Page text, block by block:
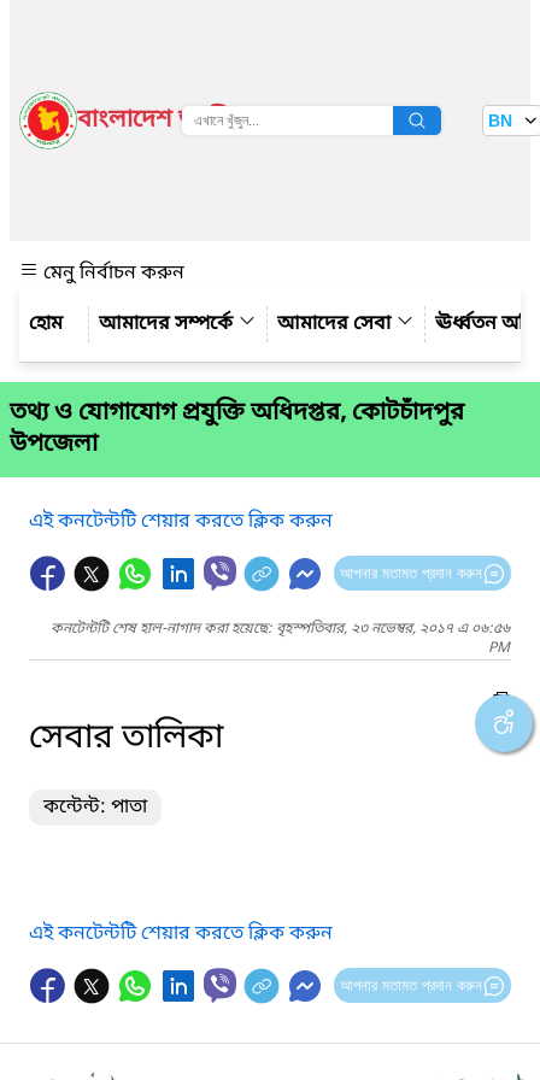
বাংলাদেশ জাতীয় তথ্য বাতায়ন BN
মেনু নির্বাচন করুন
আমাদের সম্পর্কে
আমাদের সেবা ঊর্ধ্বতন
তথ্য ও যোগাযোগ প্রযুক্তি অধিদপ্তর, কোটচাঁদপুর
উপজেলা
এই কনটেন্টটি শেয়ার করতে ক্লিক করুন
আপনার মতামত প্রদান করুন
কনটেন্টটি শেষ হাল-নাগাদ করা হয়েছে: বৃহস্পতিবার, ২৩ নভেম্বর, ২০১৭ এ ০৬:৫৬
PM
সেবার তালিকা
কন্টেন্ট: পাতা
এই কনটেন্টটি শেয়ার করতে ক্লিক করুন
আপনার মতামত প্রদান করুন